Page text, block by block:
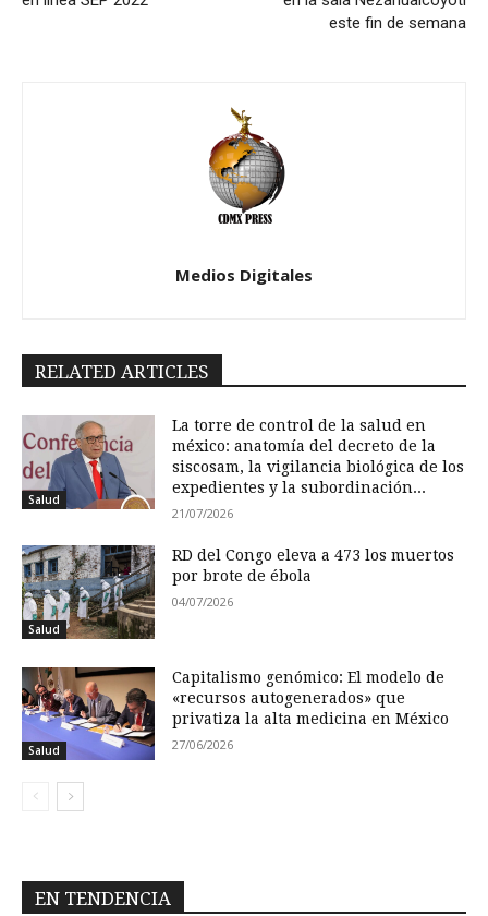
este fin de semana
Medios Digitales
RELATED ARTICLES
Salud
La torre de control de la salud en
méxico: anatomía del decreto de la
siscosam, la vigilancia biológica de los
expedientes y la subordinación...
21/07/2026
Salud
RD del Congo eleva a 473 los muertos
por brote de ébola
04/07/2026
Salud
Capitalismo genómico: El modelo de
«recursos autogenerados» que
privatiza la alta medicina en México
27/06/2026
EN TENDENCIA